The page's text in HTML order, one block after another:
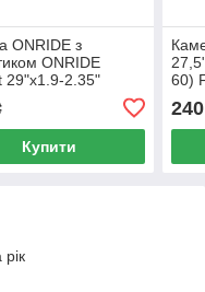
ONRIDE з
ONRIDE
29"x1.9-2.35"
Купити
60)
240